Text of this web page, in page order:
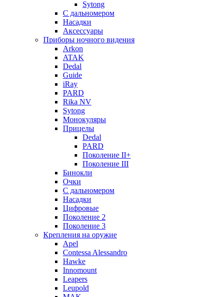
Sytong
С дальномером
Насадки
Аксессуары
Приборы ночного видения
Arkon
ATAK
Dedal
Guide
iRay
PARD
Rika NV
Sytong
Монокуляры
Прицелы
Dedal
PARD
Поколение II+
Поколение III
Бинокли
Очки
С дальномером
Насадки
Цифровые
Поколение 2
Поколение 3
Крепления на оружие
Apel
Contessa Alessandro
Hawke
Innomount
Leapers
Leupold